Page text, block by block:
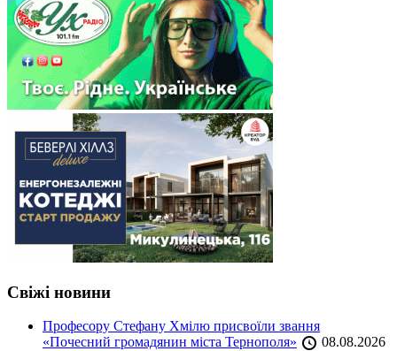
Свіжі новини
Професору Стефану Хмілю присвоїли звання
«Почесний громадянин міста Тернополя»
08.08.2026